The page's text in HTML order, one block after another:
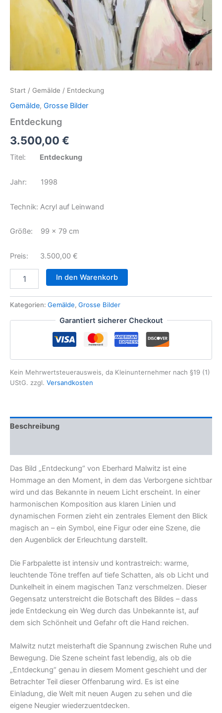
Start / Gemälde / Entdeckung
Gemälde, Grosse Bilder
Entdeckung
3.500,00 €
Titel: Entdeckung
Jahr: 1998
Technik: Acryl auf Leinwand
Größe: 99 x 79 cm
Preis: 3.500,00 €
In den Warenkorb
Kategorien: Gemälde, Grosse Bilder
Garantiert sicherer Checkout
Kein Mehrwertsteuerausweis, da Kleinunternehmer nach §19 (1)
UStG. zzgl. Versandkosten
Beschreibung
Das Bild „Entdeckung“ von Eberhard Malwitz ist eine
Hommage an den Moment, in dem das Verborgene sichtbar
wird und das Bekannte in neuem Licht erscheint. In einer
harmonischen Komposition aus klaren Linien und
dynamischen Formen zieht ein zentrales Element den Blick
magisch an – ein Symbol, eine Figur oder eine Szene, die
den Augenblick der Erleuchtung darstellt.
Die Farbpalette ist intensiv und kontrastreich: warme,
leuchtende Töne treffen auf tiefe Schatten, als ob Licht und
Dunkelheit in einem magischen Tanz verschmelzen. Dieser
Gegensatz unterstreicht die Botschaft des Bildes – dass
jede Entdeckung ein Weg durch das Unbekannte ist, auf
dem sich Schönheit und Gefahr oft die Hand reichen.
Malwitz nutzt meisterhaft die Spannung zwischen Ruhe und
Bewegung. Die Szene scheint fast lebendig, als ob die
„Entdeckung“ genau in diesem Moment geschieht und der
Betrachter Teil dieser Offenbarung wird. Es ist eine
Einladung, die Welt mit neuen Augen zu sehen und die
eigene Neugier wiederzuentdecken.